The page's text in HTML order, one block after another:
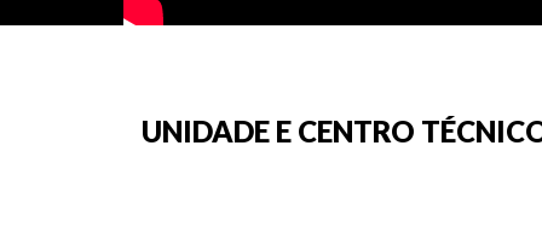
UNIDADE E CENTRO